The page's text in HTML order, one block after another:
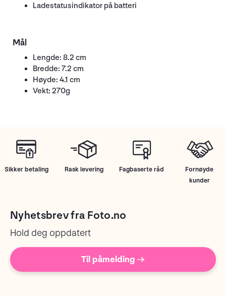
Ladestatusindikator på batteri
Mål
Lengde: 8.2 cm
Bredde: 7.2 cm
Høyde: 4.1 cm
Vekt: 270g
Sikker betaling Rask levering Fagbaserte råd
Fornøyde
kunder
Nyhetsbrev fra Foto.no
Hold deg oppdatert
Til påmelding →